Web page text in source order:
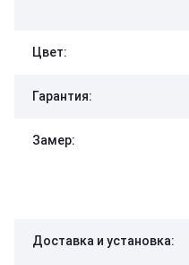
Цвет:
Гарантия:
Замер:
Доставка и установка: